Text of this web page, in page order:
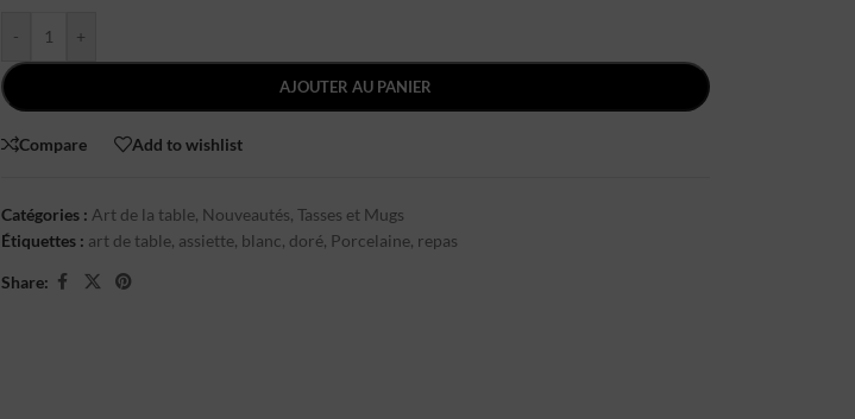
- +
AJOUTER AU PANIER
Compare Add to wishlist
Catégories : Art de la table, Nouveautés, Tasses et Mugs
Étiquettes : art de table, assiette, blanc, doré, Porcelaine, repas
Share: